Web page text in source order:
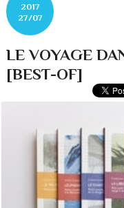
2017
27/07
LE VOYAGE
[BEST-OF]